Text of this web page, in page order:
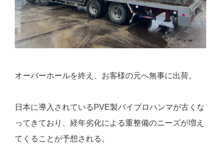
オーバーホールを終え、お客様の元へ無事に出荷。
日本に導入されているPVE製バイブロハンマが古くな
ってきており、経年劣化による重整備のニーズが増え
てくることが予想される。